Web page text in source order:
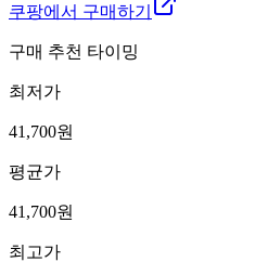
쿠팡에서 구매하기
구매 추천 타이밍
최저가
41,700원
평균가
41,700원
최고가